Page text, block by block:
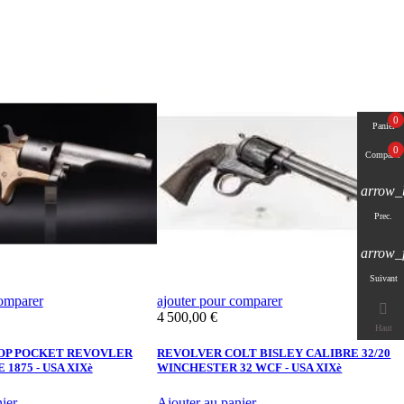
POCKET REVOVLER
1875 - USA XIXè
ajouter pour comparer
Prix
4 500,00 €
REVOLVER COLT BISLEY CALIBRE 32/20
WINCHESTER 32 WCF - USA XIXè
Panier
0
Comparer
0
Prec.
Suivant

Haut